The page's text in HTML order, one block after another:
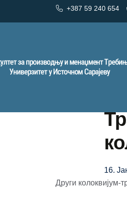
+387 59 240 654
16.
Други колоквијум-